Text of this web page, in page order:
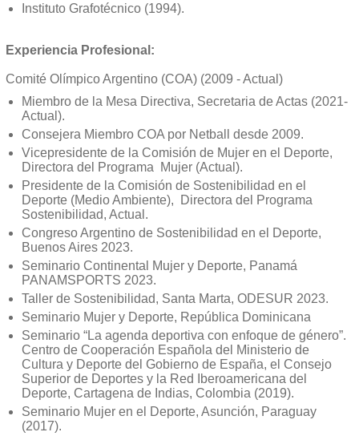
Instituto Grafotécnico (1994).
Experiencia Profesional:
Comité Olímpico Argentino (COA) (2009 - Actual)
Miembro de la Mesa Directiva, Secretaria de Actas (2021-
Actual).
Consejera Miembro COA por Netball desde 2009.
Vicepresidente de la Comisión de Mujer en el Deporte,
Directora del Programa Mujer (Actual).
Presidente de la Comisión de Sostenibilidad en el
Deporte (Medio Ambiente), Directora del Programa
Sostenibilidad, Actual.
Congreso Argentino de Sostenibilidad en el Deporte,
Buenos Aires 2023.
Seminario Continental Mujer y Deporte, Panamá
PANAMSPORTS 2023.
Taller de Sostenibilidad, Santa Marta, ODESUR 2023.
Seminario Mujer y Deporte, República Dominicana
Seminario “La agenda deportiva con enfoque de género”.
Centro de Cooperación Española del Ministerio de
Cultura y Deporte del Gobierno de España, el Consejo
Superior de Deportes y la Red Iberoamericana del
Deporte, Cartagena de Indias, Colombia (2019).
Seminario Mujer en el Deporte, Asunción, Paraguay
(2017).